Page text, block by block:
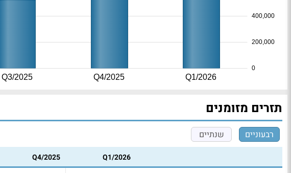
Q1/2026
Q4/2025
Q3/2025
0
200,000
400,000
תזרים מזומנים
רבעוניים שנתיים
Q1/2026
Q4/2025